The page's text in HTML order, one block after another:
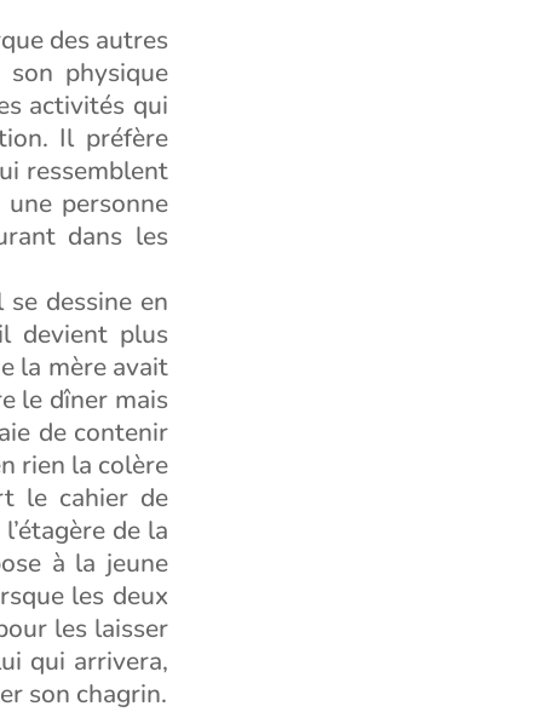
des autres
physique
activités qui
Il préfère
ressemblent
personne
dans les
dessine en
devient plus
la mère avait
le dîner mais
de contenir
rien la colère
le cahier de
de la
à la jeune
les deux
les laisser
qui arrivera,
son chagrin.